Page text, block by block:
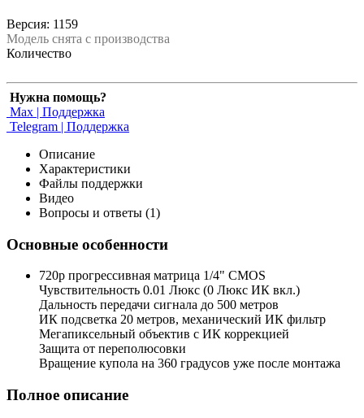
Версия: 1159
Модель снята с производства
Количество
Нужна помощь?
Max | Поддержка
Telegram | Поддержка
Описание
Характеристики
Файлы поддержки
Видео
Вопросы и ответы (1)
Основные особенности
720p прогрессивная матрица 1/4" CMOS
Чувствительность 0.01 Люкс (0 Люкс ИК вкл.)
Дальность передачи сигнала до 500 метров
ИК подсветка 20 метров, механический ИК фильтр
Мегапиксельный объектив с ИК коррекцией
Защита от переполюсовки
Вращение купола на 360 градусов уже после монтажа
Полное описание